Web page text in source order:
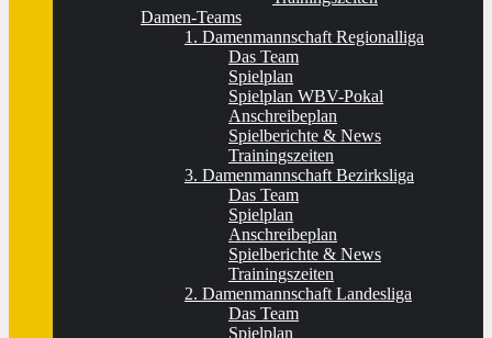
Damen-Teams
1. Damenmannschaft Regionalliga
Das Team
Spielplan
Spielplan WBV-Pokal
Anschreibeplan
Spielberichte & News
Trainingszeiten
3. Damenmannschaft Bezirksliga
Das Team
Spielplan
Anschreibeplan
Spielberichte & News
Trainingszeiten
2. Damenmannschaft Landesliga
Das Team
Spielplan